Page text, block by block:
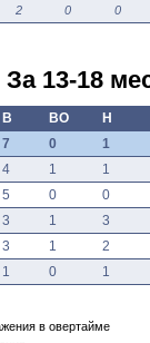
2 0 0
13-18
В ВО
Н
7 0
1
4 1
1
5 0
0
3 1
3
3 1
2
1 0 1
в овертайме